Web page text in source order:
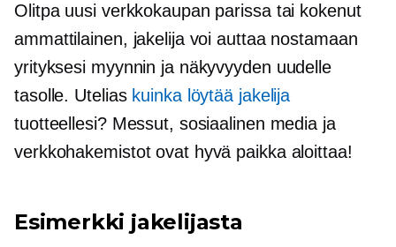
Olitpa uusi verkkokaupan parissa tai kokenut
ammattilainen, jakelija voi auttaa nostamaan
yrityksesi myynnin ja näkyvyyden uudelle
tasolle. Utelias kuinka löytää jakelija
tuotteellesi? Messut, sosiaalinen media ja
verkkohakemistot ovat hyvä paikka aloittaa!
Esimerkki jakelijasta